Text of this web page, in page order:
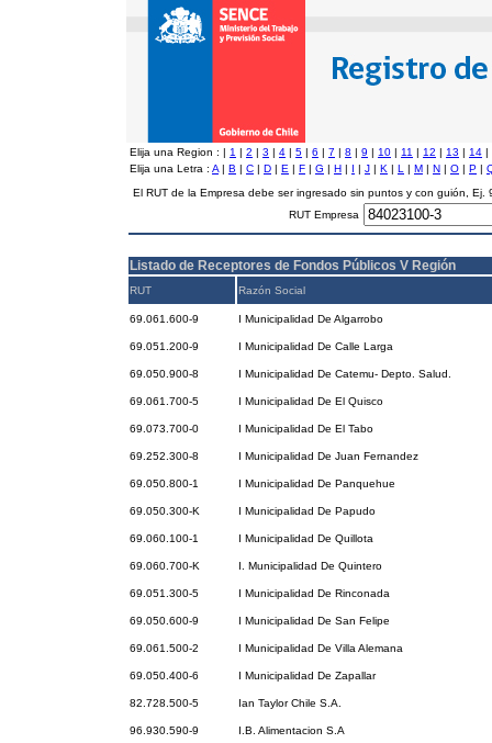
Elija una Region : | 1 | 2 | 3 | 4 | 5 | 6 | 7 | 8 | 9 | 10 | 11 | 12 | 13 | 14 |
Elija una Letra : A | B | C | D | E | F | G | H | I | J | K | L | M | N | O | P |
El RUT de la Empresa debe ser ingresado sin puntos y con guión, Ej.
RUT Empresa
Listado de Receptores de Fondos Públicos V Región
RUT Razón Social
69.061.600-9 I Municipalidad De Algarrobo
69.051.200-9 I Municipalidad De Calle Larga
69.050.900-8 I Municipalidad De Catemu- Depto. Salud.
69.061.700-5 I Municipalidad De El Quisco
69.073.700-0 I Municipalidad De El Tabo
69.252.300-8 I Municipalidad De Juan Fernandez
69.050.800-1 I Municipalidad De Panquehue
69.050.300-K I Municipalidad De Papudo
69.060.100-1 I Municipalidad De Quillota
69.060.700-K I. Municipalidad De Quintero
69.051.300-5 I Municipalidad De Rinconada
69.050.600-9 I Municipalidad De San Felipe
69.061.500-2 I Municipalidad De Villa Alemana
69.050.400-6 I Municipalidad De Zapallar
82.728.500-5 Ian Taylor Chile S.A.
96.930.590-9 I.B. Alimentacion S.A